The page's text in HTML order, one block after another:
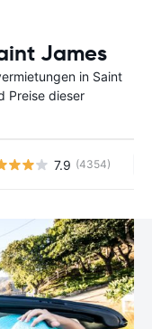
James
in Saint
Preise dieser
7.9 (4354)